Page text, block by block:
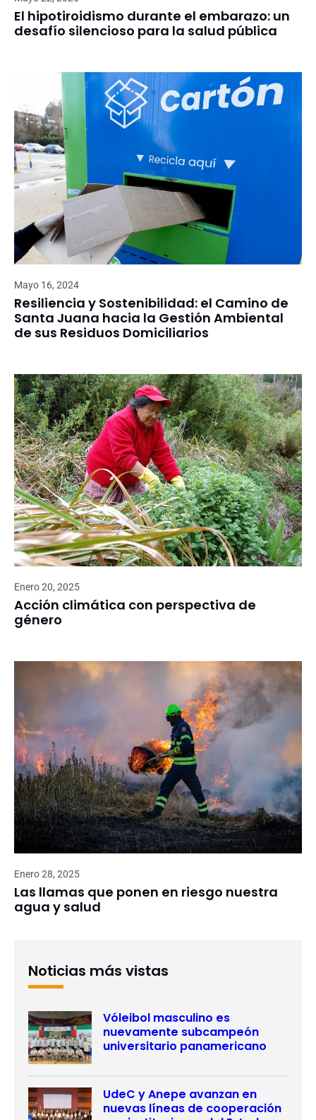
El hipotiroidismo durante el embarazo: un
desafío silencioso para la salud pública
Mayo 16, 2024
Resiliencia y Sostenibilidad: el Camino de
Santa Juana hacia la Gestión Ambiental
de sus Residuos Domiciliarios
Enero 20, 2025
Acción climática con perspectiva de
género
Enero 28, 2025
Las llamas que ponen en riesgo nuestra
agua y salud
Noticias más vistas
Vóleibol masculino es
nuevamente subcampeón
universitario panamericano
UdeC y Anepe avanzan en
nuevas líneas de cooperación